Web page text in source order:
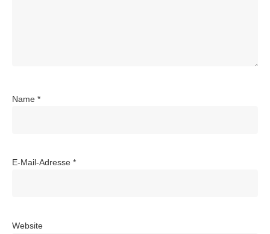
Name *
E-Mail-Adresse *
Website